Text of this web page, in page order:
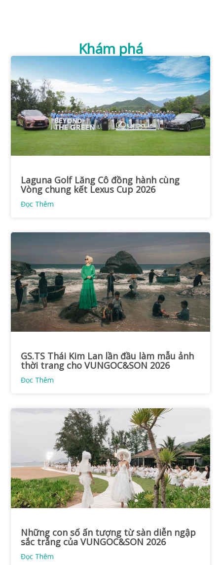
Khám phá
Laguna Golf Lăng Cô đồng hành cùng
Vòng chung kết Lexus Cup 2026
Đọc Thêm
GS.TS Thái Kim Lan lần đầu làm mẫu ảnh
thời trang cho VUNGOC&SON 2026
Đọc Thêm
Những con số ấn tượng từ sàn diễn ngập
sắc trắng của VUNGOC&SON 2026
Đọc Thêm